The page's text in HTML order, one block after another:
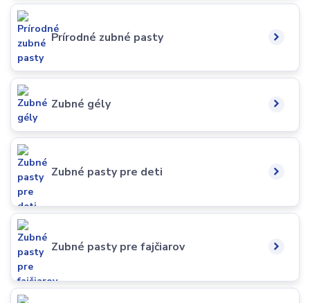
Prírodné zubné pasty
Zubné gély
Zubné pasty pre deti
Zubné pasty pre fajčiarov